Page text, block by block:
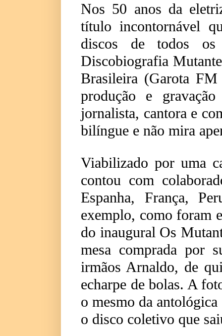
Nos 50 anos da
título incontornável
discos de todos
Discobiografia
Brasileira (Garota
produção e
jornalista, cantora e
bilíngue e não mira
Viabilizado por uma
contou com
Espanha, França,
exemplo, como foram
do inaugural Os
mesa comprada por
irmãos Arnaldo, de
echarpe de bolas. A
o mesmo da
o disco coletivo que